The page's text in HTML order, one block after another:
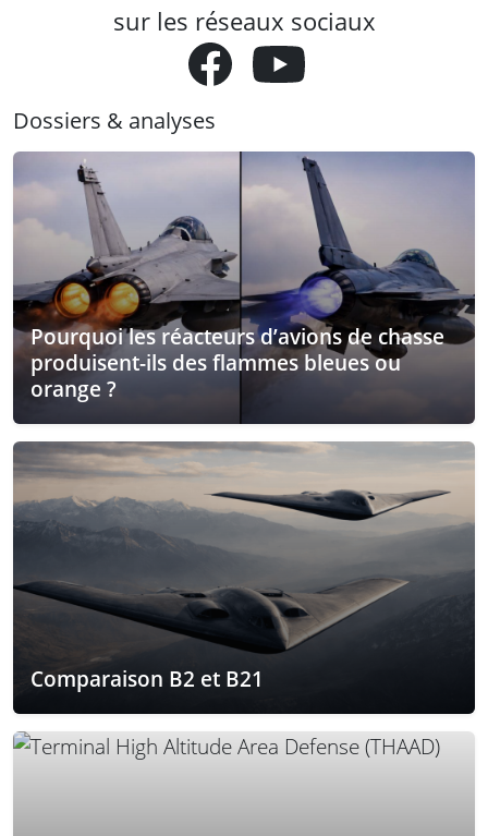
sur les réseaux sociaux
Dossiers & analyses
Pourquoi les réacteurs d’avions de chasse
produisent-ils des flammes bleues ou
orange ?
Comparaison B2 et B21